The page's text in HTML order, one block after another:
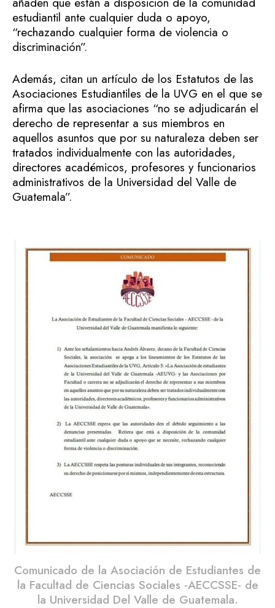
estudiantil ante cualquier duda o apoyo,
“rechazando cualquier forma de violencia o
discriminación”.
Además, citan un artículo de los Estatutos de las
Asociaciones Estudiantiles de la UVG en el que se
afirma que las asociaciones “no se adjudicarán el
derecho de representar a sus miembros en
aquellos asuntos que por su naturaleza deben ser
tratados individualmente con las autoridades,
directores académicos, profesores y funcionarios
administrativos de la Universidad del Valle de
Guatemala”.
Comunicado de la Asociación de Estudiantes de
la Facultad de Ciencias Sociales -AECCSSE- de
la Universidad Del Valle de Guatemala.